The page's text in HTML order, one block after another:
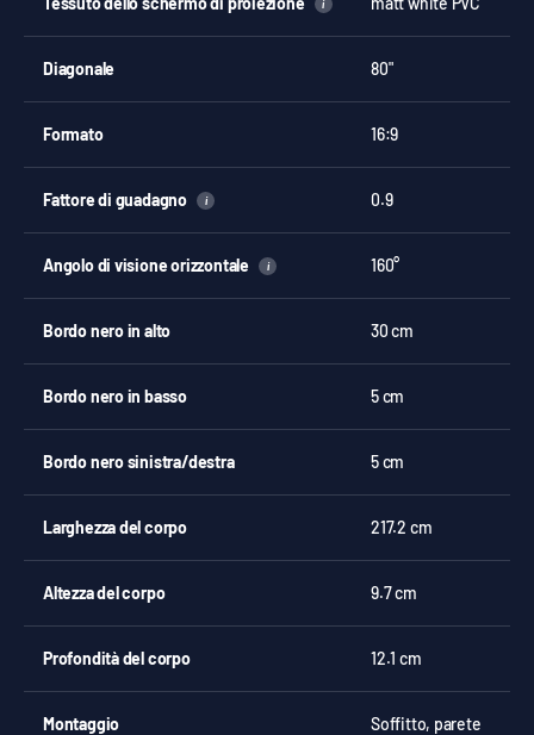
i
Diagonale 80"
Formato 16:9
Fattore di guadagno i 0.9
Angolo di visione orizzontale i 160°
Bordo nero in alto 30 cm
Bordo nero in basso 5 cm
Bordo nero sinistra/destra 5 cm
Larghezza del corpo 217.2 cm
Altezza del corpo 9.7 cm
Profondità del corpo 12.1 cm
Montaggio Soffitto, parete